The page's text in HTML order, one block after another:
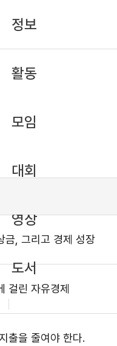
정보
활동
모임
대회
영상
도서
금, 그리고 경제 성장
걸린 자유경제
출을 줄여야 한다.